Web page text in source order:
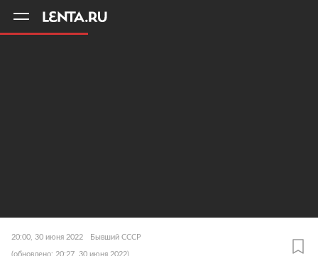
20:00, 30 июня 2022 Бывший СССР
(обновлено: 20:27, 30 июня 2022)